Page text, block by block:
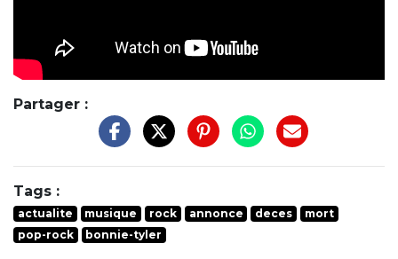
Partager :
Tags :
actualite musique rock annonce deces
mort
pop-rock
bonnie-tyler